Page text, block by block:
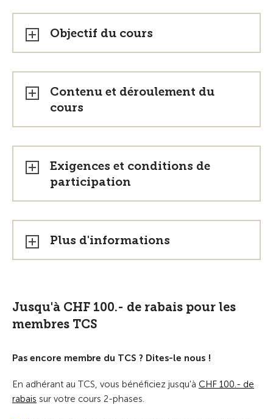
Objectif du cours
Contenu et déroulement du
cours
Exigences et conditions de
participation
Plus d'informations
Jusqu'à CHF 100.- de rabais pour les
membres TCS
Pas encore membre du TCS ? Dites-le nous !
En adhérant au TCS, vous bénéficiez jusqu'à CHF 100.- de
rabais sur votre cours 2-phases.